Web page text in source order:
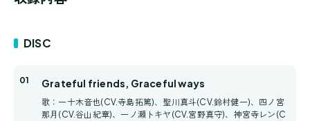
DISC
Grateful friends, Graceful ways
歌：一十木音也(CV.寺島拓篤)、聖川真斗(CV.鈴村健一)、四ノ宮
那月(CV.谷山紀章)、一ノ瀬トキヤ(CV.宮野真守)、神宮寺レン(C